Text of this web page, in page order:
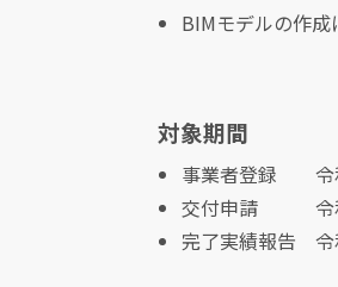
BIMモデルの作
対象期間
事業者登録 令
交付申請 令和
完了実績報告 令